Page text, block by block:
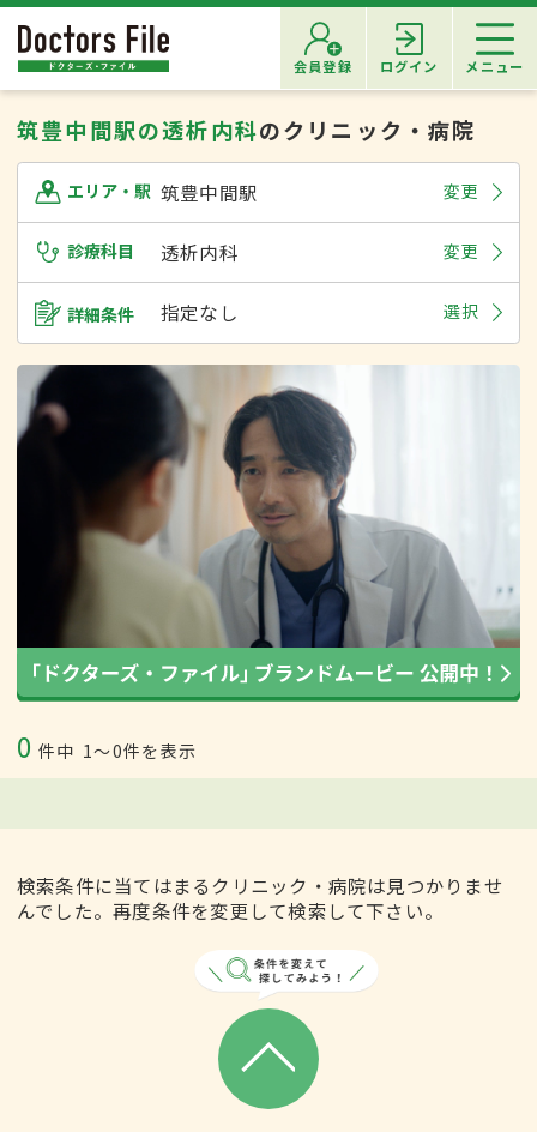
会員登録 ログイン メニュー
筑豊中間駅の透析内科のクリニック・病院
エリア・駅 筑豊中間駅 変更
診療科目 透析内科 変更
詳細条件 指定なし 選択
0 件中 1〜0件を表示
検索条件に当てはまるクリニック・病院は見つかりませ
んでした。再度条件を変更して検索して下さい。